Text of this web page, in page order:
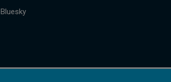
Bluesky